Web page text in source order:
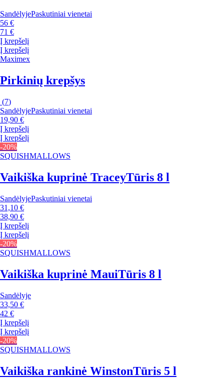
SandėlyjePaskutiniai vienetai
56 €
71 €
Į krepšelį
Į krepšelį
Maximex
Pirkinių krepšys
(7)
SandėlyjePaskutiniai vienetai
19,90 €
Į krepšelį
Į krepšelį
-20%
SQUISHMALLOWS
Vaikiška kuprinė TraceyTūris 8 l
SandėlyjePaskutiniai vienetai
31,10 €
38,90 €
Į krepšelį
Į krepšelį
-20%
SQUISHMALLOWS
Vaikiška kuprinė MauiTūris 8 l
Sandėlyje
33,50 €
42 €
Į krepšelį
Į krepšelį
-20%
SQUISHMALLOWS
Vaikiška rankinė WinstonTūris 5 l